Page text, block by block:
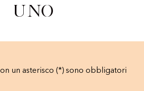
Uno
un asterisco (*) sono obbligatori